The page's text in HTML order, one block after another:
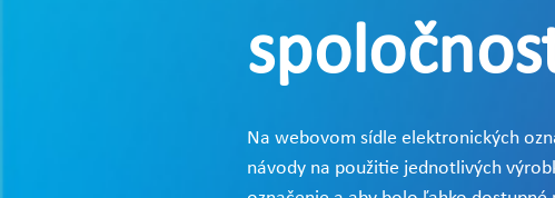
Na webovom sídle elektronických
návody na použitie jednotlivých